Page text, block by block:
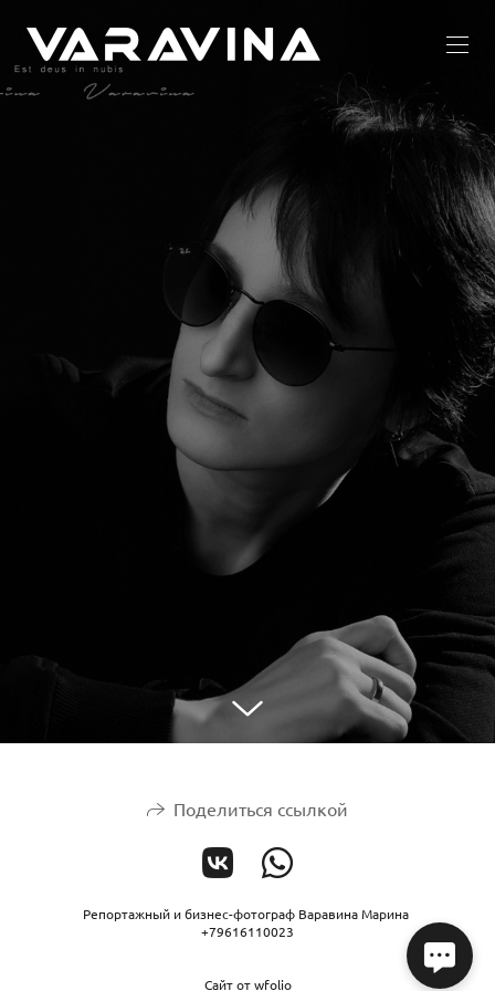
Поделиться ссылкой
Репортажный и бизнес-фотограф Варавина Марина
+79616110023
Сайт отwfolio